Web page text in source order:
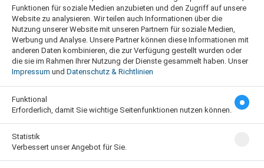
Funktionen für soziale Medien anzubieten und den Zugriff auf unsere
Website zu analysieren. Wir teilen auch Informationen über die
Nutzung unserer Website mit unseren Partnern für soziale Medien,
Werbung und Analyse. Unsere Partner können diese Informationen mit
anderen Daten kombinieren, die zur Verfügung gestellt wurden oder
die sie im Rahmen Ihrer Nutzung der Dienste gesammelt haben. Unser
Impressum und Datenschutz & Richtlinien
Funktional
Erforderlich, damit Sie wichtige Seitenfunktionen nutzen können.
Statistik
Verbessert unser Angebot für Sie.
Anmelden und Bewertung abgeben
Bewertungen